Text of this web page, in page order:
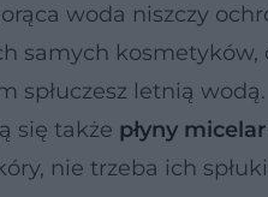
woda niszczy
samych kosmetyków,
spłuczesz letnią
się także płyny
nie trzeba ich